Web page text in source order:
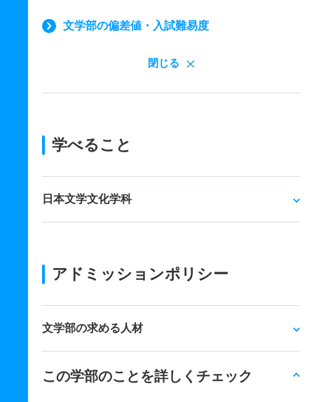
文学部の偏差値・入試難易度
閉じる
学べること
日本文学文化学科
アドミッションポリシー
文学部の求める人材
この学部のことを詳しくチェック